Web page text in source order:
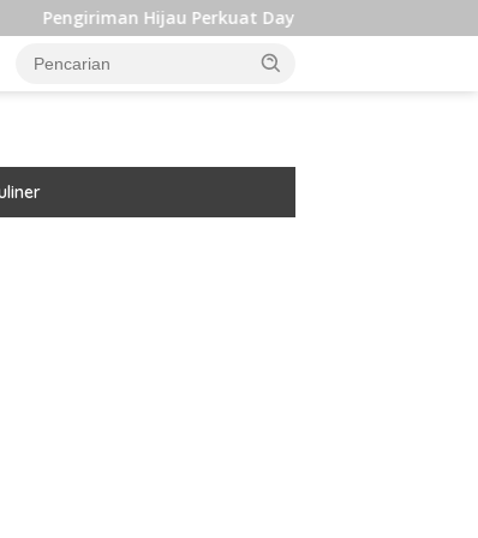
Hijau Perkuat Daya Saing dan Dukung Target Iklim